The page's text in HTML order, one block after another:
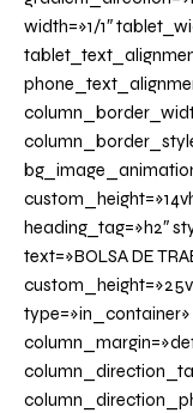
width=»1/1″
heading_tag=»h2″
text=»BOLSA DE